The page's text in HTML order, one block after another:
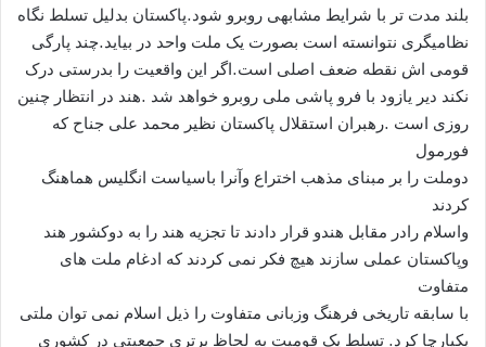
بلند مدت تر با شرایط مشابهی روبرو شود.پاکستان بدلیل تسلط نگاه
نظامیگری نتوانسته است بصورت یک ملت واحد در بیاید.چند پارگی
قومی اش نقطه ضعف اصلی است.اگر این واقعیت را بدرستی درک
نکند دیر یازود با فرو پاشی ملی روبرو خواهد شد .هند در انتظار چنین
روزی است .رهبران استقلال پاکستان نظیر محمد علی جناح که
فورمول
دوملت را بر مبنای مذهب اختراع وآنرا باسیاست انگلیس هماهنگ
کردند
واسلام رادر مقابل هندو قرار دادند تا تجزیه هند را به دوکشور هند
وپاکستان عملی سازند هیچ فکر نمی کردند که ادغام ملت های
متفاوت
با سابقه تاریخی فرهنگ وزبانی متفاوت را ذیل اسلام نمی توان ملتی
یکپارچا کرد. تسلط یک قومیت به لحاظ برتری جمعیتی در کشوری